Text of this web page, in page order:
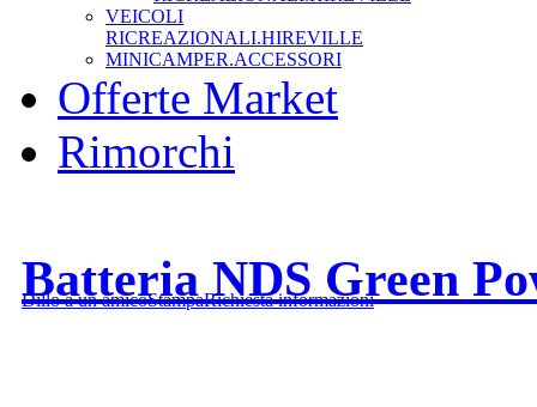
VEICOLI
RICREAZIONALI.HIREVILLE
MINICAMPER.ACCESSORI
Offerte Market
Rimorchi
Batteria NDS Green
Dillo a un amicoStampaRichiesta informazioni